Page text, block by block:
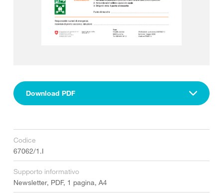
Download PDF
Codice
67062/1.I
Supporto informativo
Newsletter, PDF, 1 pagina, A4